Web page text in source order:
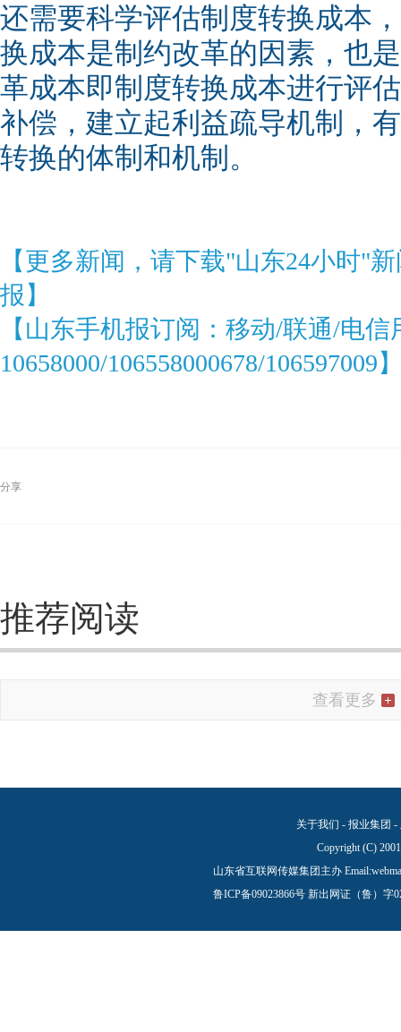
还需要科学评估制度转换成本
换成本是制约改革的因素，也
革成本即制度转换成本进行评
补偿，建立起利益疏导机制，
转换的体制和机制。
【更多新闻，请下载"山东24小时"
报】
【山东手机报订阅：移动/联通/电
10658000/106558000678/106597009
分享
推荐阅读
查看更多
关于我们 - 报业集团 -
Copyright (C)
山东省互联网传媒集团主办 Email:
鲁ICP备09023866号 新出网证（鲁）字